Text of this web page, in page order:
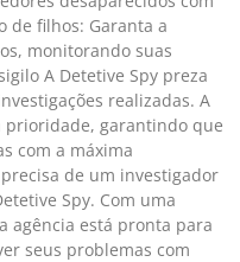
de filhos: Garanta a
monitorando suas
A Detetive Spy preza
realizadas. A
prioridade, garantindo que
com a máxima
de um investigador
Spy. Com uma
agência está pronta para
seus problemas com